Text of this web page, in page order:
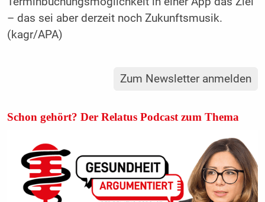
– das sei aber derzeit noch Zukunftsmusik.
(kagr/APA)
Zum Newsletter anmelden
Schon gehört? Der Relatus Podcast zum Thema